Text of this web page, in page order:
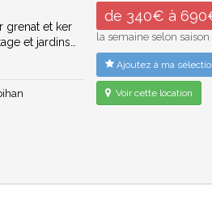
grenat et ker
et jardins…
de 340€ à
la semaine selon saison
Ajoutez à ma
Voir cette location